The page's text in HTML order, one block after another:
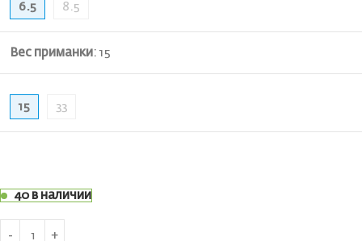
6.5 8.5
Вес приманки: 15
15 33
40 в наличии